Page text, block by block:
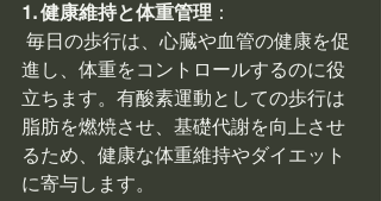
1. 健康維持と体重管理 ：
進し、体重をコントロールするのに役
立ちます。有酸素運動としての歩行は
脂肪を燃焼させ、基礎代謝を向上させ
るため、健康な体重維持やダイエット
に寄与します。